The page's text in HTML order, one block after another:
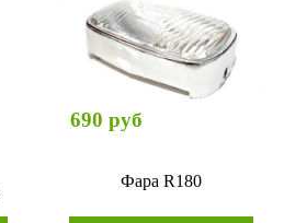
690 руб
Фара R180